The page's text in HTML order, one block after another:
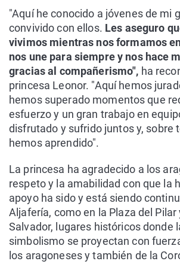
"Aquí he conocido a jóvenes de mi
convivido con ellos. Les aseguro
vivimos mientras nos formamos
nos une para siempre y nos hace
gracias al compañerismo", ha
princesa Leonor. "Aquí hemos
hemos superado momentos que
esfuerzo y un gran trabajo en
disfrutado y sufrido juntos y, sobre
hemos aprendido".
La princesa ha agradecido a los
respeto y la amabilidad con que la
apoyo ha sido y está siendo
Aljafería, como en la Plaza del Pilar
Salvador, lugares históricos donde
simbolismo se proyectan con
los aragoneses y también de la